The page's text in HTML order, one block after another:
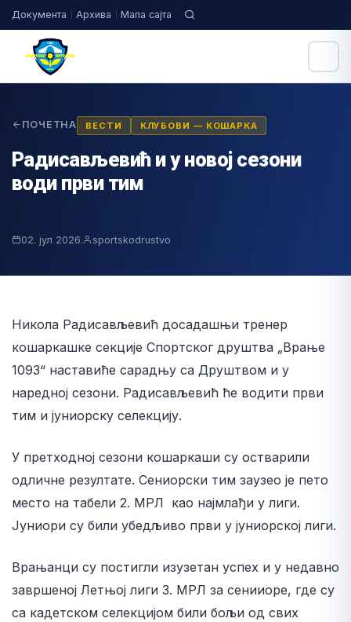
Документа Архива Мапа сајта
ПОЧЕТНА ВЕСТИ КЛУБОВИ — КОШАРКА
Радисављевић и у новој сезони
води први тим
02. јул 2026. sportskodrustvo
Никола Радисављевић досадашњи тренер
кошаркашке секције Спортског друштва „Врање
1093“ наставиће сарадњу са Друштвом и у
наредној сезони. Радисављевић ће водити први
тим и јуниорску селекцију.
У претходној сезони кошаркаши су остварили
одличне резултате. Сениорски тим заузео је пето
место на табели 2. МРЛ као најмлађи у лиги.
Јуниори су били убедљиво први у јуниорској лиги.
Врањанци су постигли изузетан успех и у недавно
завршеној Летњој лиги 3. МРЛ за сенииоре, где су
са кадетском селекцијом били бољи од свих